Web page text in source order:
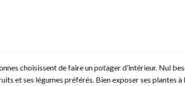
choisissent de faire un potager d’intérieur. Nul
et ses légumes préférés. Bien exposer ses plantes à